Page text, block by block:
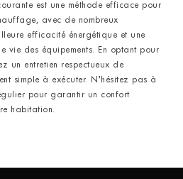
est une méthode efficace pour
avec de nombreux
efficacité énergétique et une
vie des équipements. En optant pour
un entretien respectueux de
simple à exécuter. N’hésitez pas à
pour garantir un confort
habitation.